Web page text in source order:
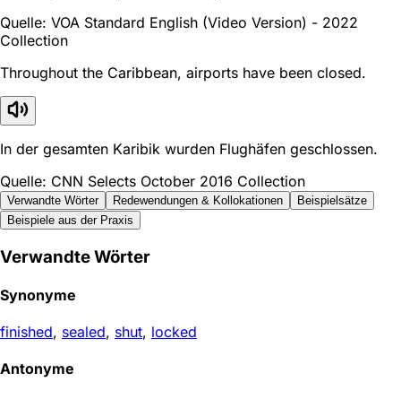
Quelle: VOA Standard English (Video Version) - 2022
Collection
Throughout the Caribbean, airports have been closed.
In der gesamten Karibik wurden Flughäfen geschlossen.
Quelle: CNN Selects October 2016 Collection
Verwandte Wörter Redewendungen & Kollokationen
Beispielsätze
Beispiele aus der Praxis
Verwandte Wörter
Synonyme
finished, sealed, shut, locked
Antonyme